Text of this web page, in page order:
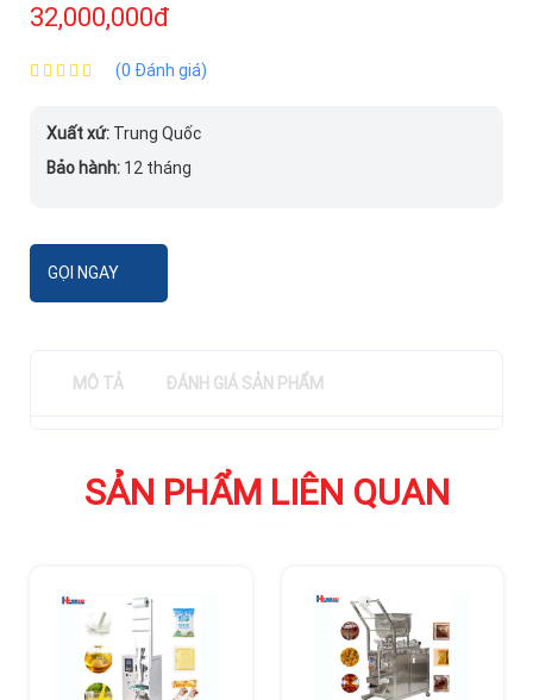
32,000,000đ
(0 Đánh giá)
Xuất xứ: Trung Quốc
Bảo hành: 12 tháng
GỌI NGAY
MÔ TẢ ĐÁNH GIÁ SẢN PHẨM
SẢN PHẨM LIÊN QUAN